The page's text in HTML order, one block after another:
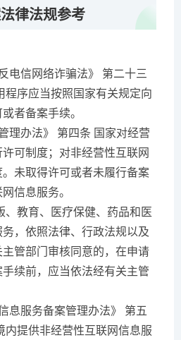
律法规参考
电信网络诈骗法》 第二十三
程序应当按照国家有关规定向
者备案手续。
理办法》 第四条 国家对经营
可制度；对非经营性互联网
未取得许可或者未履行备案
信息服务。
、教育、医疗保健、药品和医
，依照法律、行政法规以及
管部门审核同意的，在申请
续前，应当依法经有关主管
息服务备案管理办法》 第五
内提供非经营性互联网信息服